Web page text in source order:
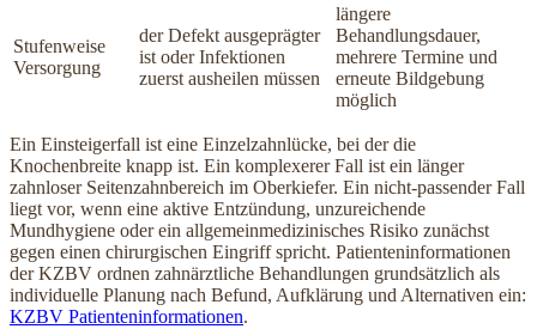
Stufenweise
Versorgung
der Defekt ausgeprägter
ist oder Infektionen
zuerst ausheilen müssen
längere
Behandlungsdauer,
mehrere Termine und
erneute Bildgebung
möglich
Ein Einsteigerfall ist eine Einzelzahnlücke, bei der die
Knochenbreite knapp ist. Ein komplexerer Fall ist ein länger
zahnloser Seitenzahnbereich im Oberkiefer. Ein nicht-passender Fall
liegt vor, wenn eine aktive Entzündung, unzureichende
Mundhygiene oder ein allgemeinmedizinisches Risiko zunächst
gegen einen chirurgischen Eingriff spricht. Patienteninformationen
der KZBV ordnen zahnärztliche Behandlungen grundsätzlich als
individuelle Planung nach Befund, Aufklärung und Alternativen ein:
KZBV Patienteninformationen.